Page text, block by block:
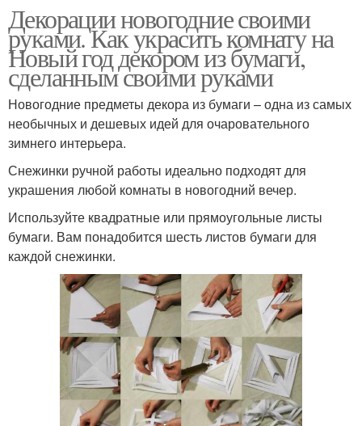
Декорации новогодние своими
руками. Как украсить комнату на
Новый год декором из бумаги,
сделанным своими руками
Новогодние предметы декора из бумаги – одна из самых
необычных и дешевых идей для очаровательного
зимнего интерьера.
Снежинки ручной работы идеально подходят для
украшения любой комнаты в новогодний вечер.
Используйте квадратные или прямоугольные листы
бумаги. Вам понадобится шесть листов бумаги для
каждой снежинки.